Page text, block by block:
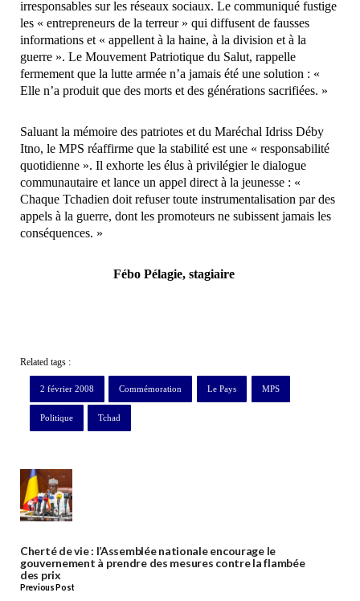
irresponsables sur les réseaux sociaux. Le communiqué fustige
les « entrepreneurs de la terreur » qui diffusent de fausses
informations et « appellent à la haine, à la division et à la
guerre ». Le Mouvement Patriotique du Salut, rappelle
fermement que la lutte armée n’a jamais été une solution : «
Elle n’a produit que des morts et des générations sacrifiées. »
Saluant la mémoire des patriotes et du Maréchal Idriss Déby
Itno, le MPS réaffirme que la stabilité est une « responsabilité
quotidienne ». Il exhorte les élus à privilégier le dialogue
communautaire et lance un appel direct à la jeunesse : «
Chaque Tchadien doit refuser toute instrumentalisation par des
appels à la guerre, dont les promoteurs ne subissent jamais les
conséquences. »
Fébo Pélagie, stagiaire
Related tags :
2 février 2008 Commémoration Le Pays MPS
Politique Tchad
Cherté de vie : l’Assemblée nationale encourage le
gouvernement à prendre des mesures contre la flambée
des prix
Previous Post